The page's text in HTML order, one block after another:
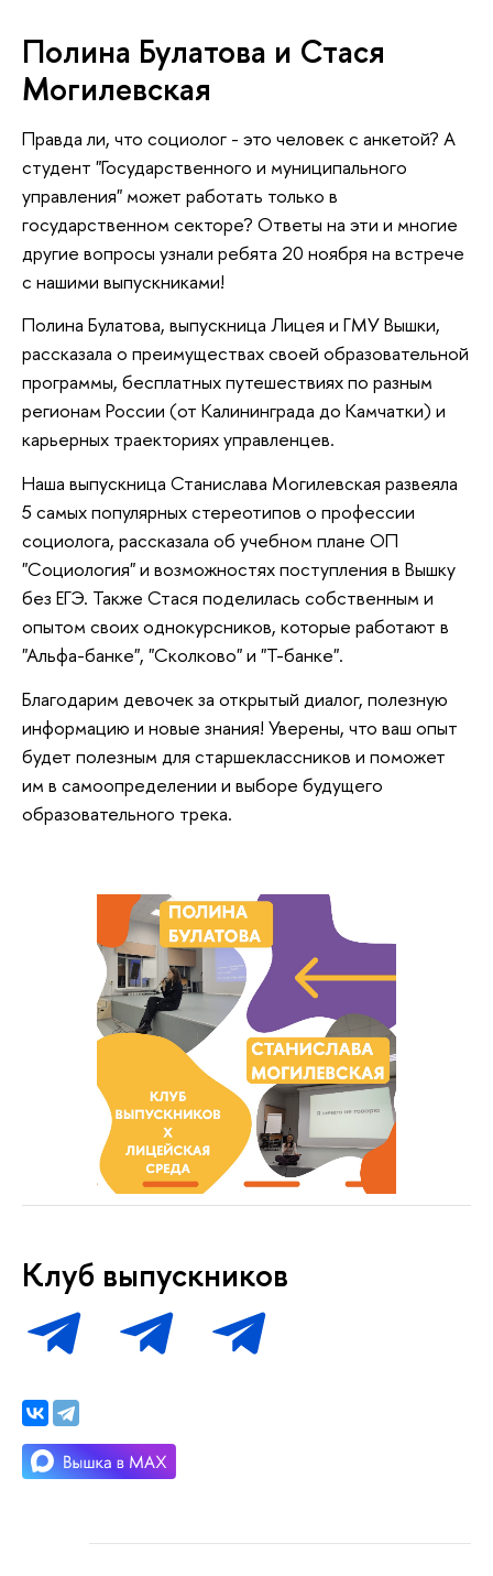
Полина Булатова и Стася
Могилевская
Правда ли, что социолог - это человек с анкетой? А
студент "Государственного и муниципального
управления" может работать только в
государственном секторе? Ответы на эти и многие
другие вопросы узнали ребята 20 ноября на встрече
с нашими выпускниками!
Полина Булатова, выпускница Лицея и ГМУ Вышки,
рассказала о преимуществах своей образовательной
программы, бесплатных путешествиях по разным
регионам России (от Калининграда до Камчатки) и
карьерных траекториях управленцев.
Наша выпускница Станислава Могилевская развеяла
5 самых популярных стереотипов о профессии
социолога, рассказала об учебном плане ОП
"Социология" и возможностях поступления в Вышку
без ЕГЭ. Также Стася поделилась собственным и
опытом своих однокурсников, которые работают в
"Альфа-банке", "Сколково" и "Т-банке".
Благодарим девочек за открытый диалог, полезную
информацию и новые знания! Уверены, что ваш опыт
будет полезным для старшеклассников и поможет
им в самоопределении и выборе будущего
образовательного трека.
Клуб выпускников